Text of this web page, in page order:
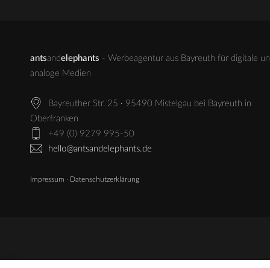
antsandelephants - Werbeagentur aus Bayreuth für digitale
analoge Medien
Bayreuther Str. 25 · 95490 Mistelgau bei Bayreuth in
Oberfranken
+49 (0) 9279 995-50
hello@antsandelephants.de
Impressum · Datenschutzerklärung